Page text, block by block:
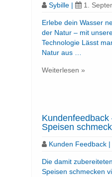
Sybille | 1.
Erlebe dein Wasser
der Natur – mit
Technologie Lässt
Natur aus …
Weiterlesen »
Kundenfeedback
Speisen
Kunden Feedback |
Die damit
Speisen schmecken